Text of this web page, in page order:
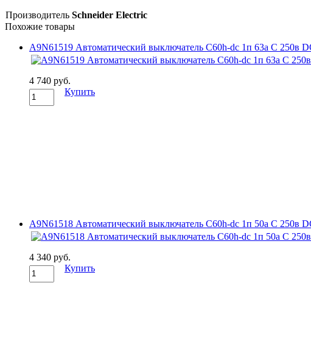
Производитель Schneider Electric
Похожие товары
A9N61519 Автоматический выключатель C60h-dc 1п 63а C 250в
4 740 руб.
Купить
A9N61518 Автоматический выключатель C60h-dc 1п 50а C 250в
4 340 руб.
Купить